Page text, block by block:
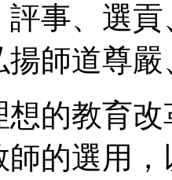
事、選
揚師道尊
教育改
師的選用